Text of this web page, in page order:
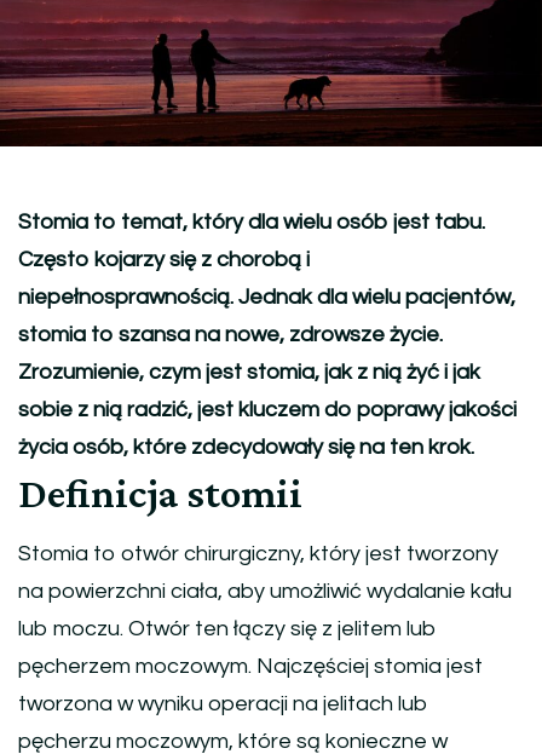
Stomia to temat, który dla wielu osób jest tabu.
Często kojarzy się z chorobą i
niepełnosprawnością. Jednak dla wielu pacjentów,
stomia to szansa na nowe, zdrowsze życie.
Zrozumienie, czym jest stomia, jak z nią żyć i jak
sobie z nią radzić, jest kluczem do poprawy jakości
życia osób, które zdecydowały się na ten krok.
Definicja stomii
Stomia to otwór chirurgiczny, który jest tworzony
na powierzchni ciała, aby umożliwić wydalanie kału
lub moczu. Otwór ten łączy się z jelitem lub
pęcherzem moczowym. Najczęściej stomia jest
tworzona w wyniku operacji na jelitach lub
pęcherzu moczowym, które są konieczne w